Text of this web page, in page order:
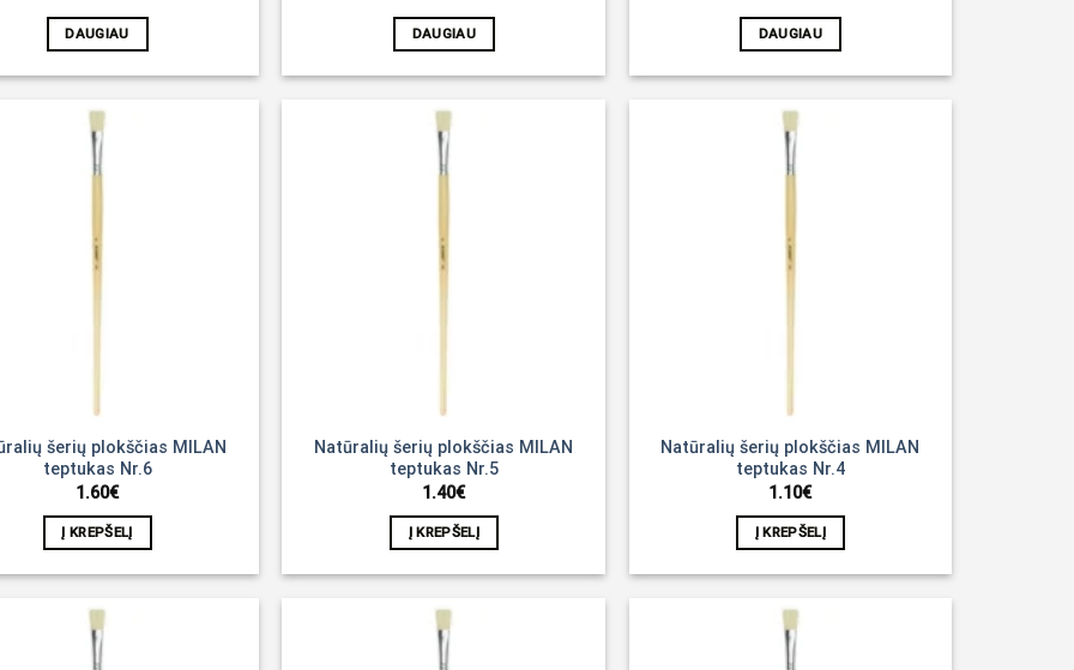
DAUGIAU DAUGIAU DAUGIAU
šerių plokščias MILAN
teptukas Nr.6
1.60€
Į KREPŠELĮ
Natūralių šerių plokščias MILAN
teptukas Nr.5
1.40€
Į KREPŠELĮ
Natūralių šerių plokščias MILAN
teptukas Nr.4
1.10€
Į KREPŠELĮ